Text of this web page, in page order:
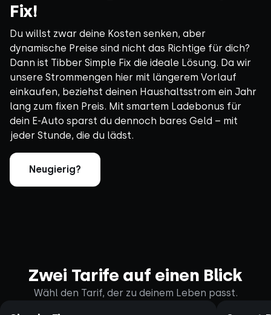
Fix!
Du willst zwar deine Kosten senken, aber
dynamische Preise sind nicht das Richtige für dich?
Dann ist Tibber Simple Fix die ideale Lösung. Da wir
unsere Strommengen hier mit längerem Vorlauf
einkaufen, beziehst deinen Haushaltsstrom ein Jahr
lang zum fixen Preis. Mit smartem Ladebonus für
dein E-Auto sparst du dennoch bares Geld – mit
jeder Stunde, die du lädst.
Neugierig?
Zwei Tarife auf einen Blick
Wähl den Tarif, der zu deinem Leben passt.